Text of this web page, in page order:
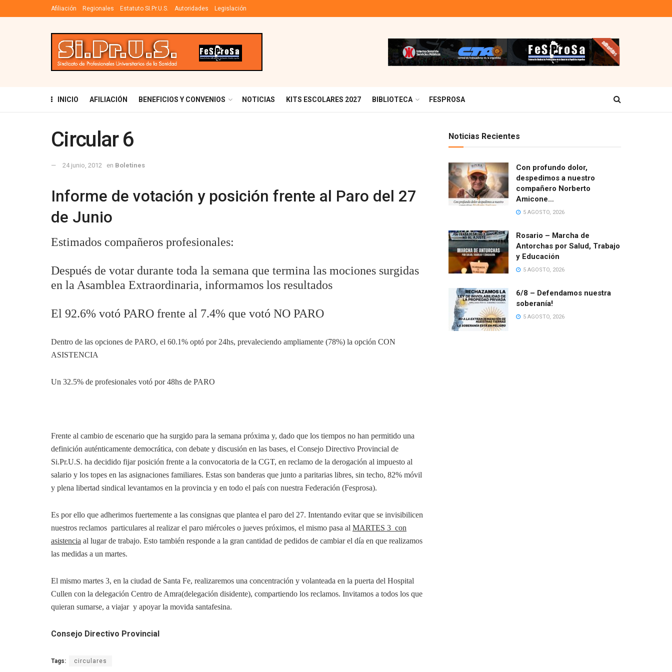
Afiliación Regionales Estatuto SI.Pr.U.S. Autoridades Legislación
INICIO AFILIACIÓN BENEFICIOS Y CONVENIOS NOTICIAS KITS ESCOLARES 2027 BIBLIOTECA FESPROSA
Circular 6
24 junio, 2012 en Boletines
Informe de votación y posición frente al Paro del 27
de Junio
Estimados compañeros profesionales:
Después de votar durante toda la semana que termina las mociones surgidas
en la Asamblea Extraordinaria, informamos los resultados
El 92.6% votó PARO frente al 7.4% que votó NO PARO
Dentro de las opciones de PARO, el 60.1% optó por 24hs, prevaleciendo ampliamente (78%) la opción CON
ASISTENCIA
Un 32.5% de profesionales votó por 48hs de PARO
Frente al cambio de escenario que ha surgido para la semana próxima y, dado que los tiempos no han permitido una
definición auténticamente democrática, con debate y discusión en las bases, el Consejo Directivo Provincial de
Si.Pr.U.S. ha decidido fijar posición frente a la convocatoria de la CGT, en reclamo de la derogación al impuesto al
salario y los topes en las asignaciones familiares. Estas son banderas que junto a paritarias libres, sin techo, 82% móvil
y plena libertad sindical levantamos en la provincia y en todo el país con nuestra Federación (Fesprosa).
Es por ello que adherimos fuertemente a las consignas que plantea el paro del 27. Intentando evitar que se invisibilicen
nuestros reclamos particulares al realizar el paro miércoles o jueves próximos, el mismo pasa al MARTES 3 con
asistencia al lugar de trabajo. Esto también responde a la gran cantidad de pedidos de cambiar el día en que realizamos
las medidas a un martes.
El mismo martes 3, en la ciudad de Santa Fe, realizaremos una concentración y volanteada en la puerta del Hospital
Cullen con la delegación Centro de Amra(delegación disidente), compartiendo los reclamos. Invitamos a todos los que
quieran sumarse, a viajar y apoyar la movida santafesina.
Consejo Directivo Provincial
Tags: circulares
Noticias Recientes
Con profundo dolor,
despedimos a nuestro
compañero Norberto
Amicone…
5 AGOSTO, 2026
Rosario – Marcha de
Antorchas por Salud, Trabajo
y Educación
5 AGOSTO, 2026
6/8 – Defendamos nuestra
soberanía!
5 AGOSTO, 2026